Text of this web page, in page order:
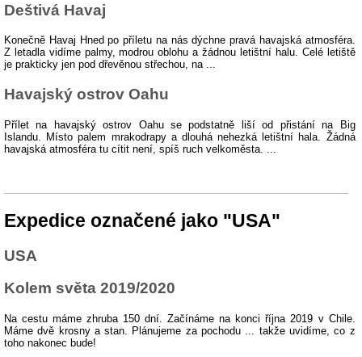
Deštivá Havaj
Konečně Havaj Hned po příletu na nás dýchne pravá havajská atmosféra.
Z letadla vidíme palmy, modrou oblohu a žádnou letištní halu. Celé letiště
je prakticky jen pod dřevěnou střechou, na ...
Havajský ostrov Oahu
Přílet na havajský ostrov Oahu se podstatně liší od přistání na Big
Islandu. Místo palem mrakodrapy a dlouhá nehezká letištní hala. Žádná
havajská atmosféra tu cítit není, spíš ruch velkoměsta. ...
Expedice označené jako "USA"
USA
Kolem světa 2019/2020
Na cestu máme zhruba 150 dní. Začínáme na konci října 2019 v Chile.
Máme dvě krosny a stan. Plánujeme za pochodu ... takže uvidíme, co z
toho nakonec bude!